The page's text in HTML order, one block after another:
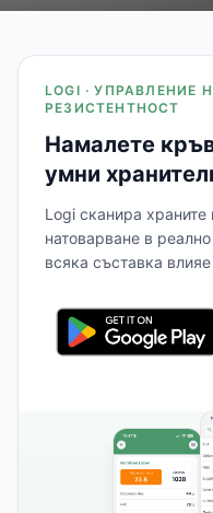
LOGI · УПРАВЛЕНИЕ
РЕЗИСТЕНТНОСТ
Намалете
умни
Logi сканира храните
натоварване в
всяка съставка